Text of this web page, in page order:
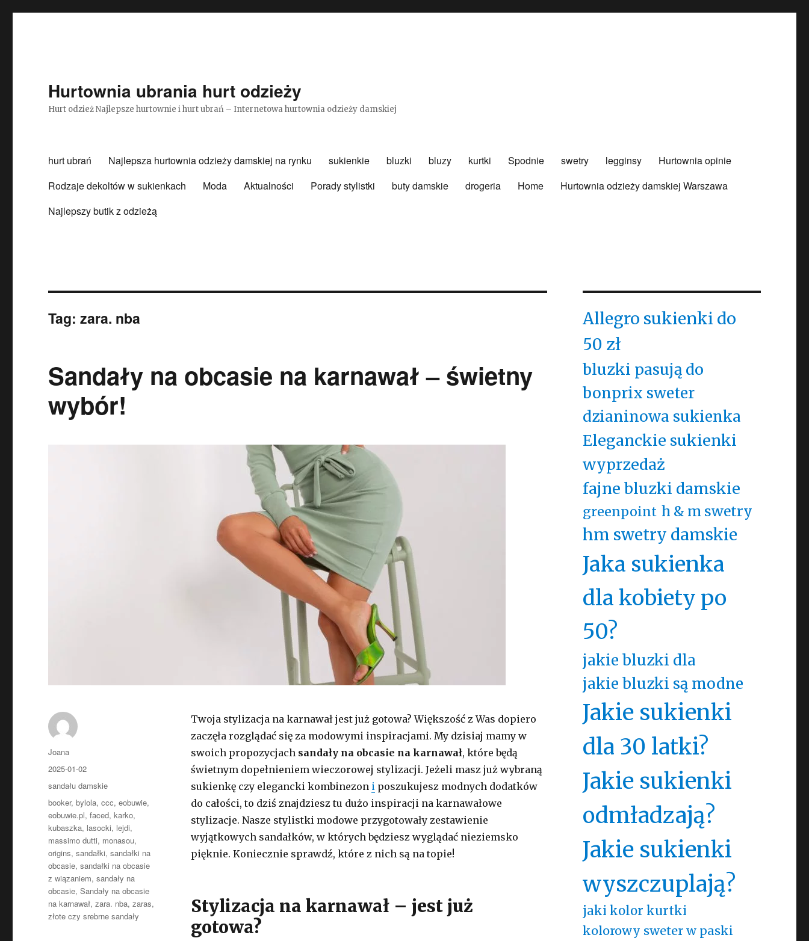
Hurtownia ubrania hurt odzieży
Hurt odzież Najlepsze hurtownie i hurt ubrań – Internetowa hurtownia odzieży damskiej
hurt ubrań Najlepsza hurtownia odzieży damskiej na rynku sukienkie bluzki bluzy kurtki Spodnie swetry legginsy
Hurtownia opinie
Rodzaje dekoltów w sukienkach
Moda Aktualności Porady stylistki buty damskie drogeria Home
Hurtownia odzieży damskiej Warszawa
Najlepszy butik z odzieżą
Tag:zara. nba
Sandały na obcasie na karnawał – świetny
wybór!
Twoja stylizacja na karnawał jest już gotowa? Większość z Was dopiero
zaczęła rozglądać się za modowymi inspiracjami. My dzisiaj mamy w
swoich propozycjach sandały na obcasie na karnawał, które będą
świetnym dopełnieniem wieczorowej stylizacji. Jeżeli masz już wybraną
sukienkę czy elegancki kombinezon iposzukujesz modnych dodatków
do całości, to dziś znajdziesz tu dużo inspiracji na karnawałowe
stylizacje. Nasze stylistki modowe przygotowały zestawienie
wyjątkowych sandałków, w których będziesz wyglądać nieziemsko
pięknie. Koniecznie sprawdź, które z nich są na topie!
Stylizacja na karnawał – jest już
gotowa?
Autor
Joana
Opublikowano
2025-01-02
Kategorie
sandału damskie
Tagi
booker,bylola,ccc,eobuwie,
eobuwie.pl,faced,karko,
kubaszka, lasocki, lejdi,
massimo dutti, monasou,
origins,sandałki,sandałki na
obcasie,sandałki na obcasie
z wiązaniem,sandały na
obcasie,Sandały na obcasie
na karnawał,zara. nba,zaras,
złote czy srebrne sandały
Allegro sukienki do
50 zł
bluzki pasują do
bonprix sweter
dzianinowa sukienka
Eleganckie sukienki
wyprzedaż
fajne bluzki damskie
greenpoint h & m swetry
hm swetry damskie
Jaka sukienka
dla kobiety po
50?
jakie bluzki dla
jakie bluzki są modne
Jakie sukienki
dla 30 latki?
Jakie sukienki
odmładzają?
Jakie sukienki
wyszczuplają?
jaki kolor kurtki
kolorowy sweter w paski